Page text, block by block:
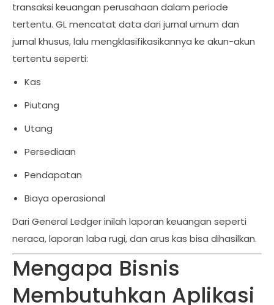
transaksi keuangan perusahaan dalam periode
tertentu. GL mencatat data dari jurnal umum dan
jurnal khusus, lalu mengklasifikasikannya ke akun-akun
tertentu seperti:
Kas
Piutang
Utang
Persediaan
Pendapatan
Biaya operasional
Dari General Ledger inilah laporan keuangan seperti
neraca, laporan laba rugi, dan arus kas bisa dihasilkan.
Mengapa Bisnis
Membutuhkan Aplikasi